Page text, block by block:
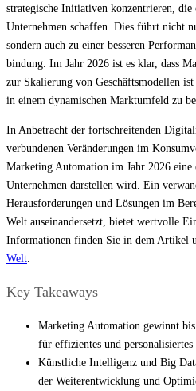
strategische Initiativen konzentrieren,
Unternehmen schaffen. Dies führt nicht
sondern auch zu einer besseren
bindung. Im Jahr 2026 ist es klar, dass
zur Skalierung von Geschäftsmodellen
in einem dynamischen Marktumfeld zu
In Anbetracht der fortschreitenden
verbundenen Veränderungen im
Marketing Automation im Jahr 2026 eine
Unternehmen darstellen wird. Ein
Herausforderungen und Lösungen im
Welt auseinandersetzt, bietet wertvolle
Informationen finden Sie in dem Artikel
Welt
Key Takeaways
Marketing Automation gewinnt
für effizientes und personalisiertes
Künstliche Intelligenz und Big
der Weiterentwicklung und